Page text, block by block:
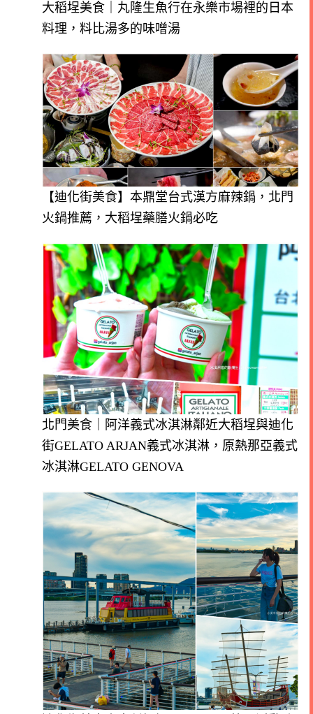
大稻埕美食｜丸隆生魚行在永樂市場裡的日本
料理，料比湯多的味噌湯
【迪化街美食】本鼎堂台式漢方麻辣鍋，北門
火鍋推薦，大稻埕藥膳火鍋必吃
北門美食｜阿洋義式冰淇淋鄰近大稻埕與迪化
街GELATO ARJAN義式冰淇淋，原熱那亞義式
冰淇淋GELATO GENOVA